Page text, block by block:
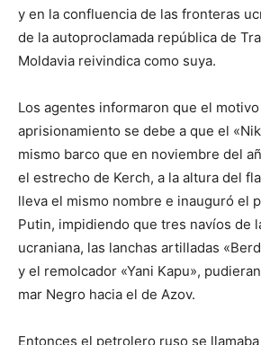
y en la confluencia de las fronteras
de la autoproclamada república de
Moldavia reivindica como suya.
Los agentes informaron que el
aprisionamiento se debe a que el
mismo barco que en noviembre del
el estrecho de Kerch, a la altura del
lleva el mismo nombre e inauguró el
Putin, impidiendo que tres navíos de
ucraniana, las lanchas artilladas
y el remolcador «Yani Kapu»,
mar Negro hacia el de Azov.
Entonces el petrolero ruso se llamaba